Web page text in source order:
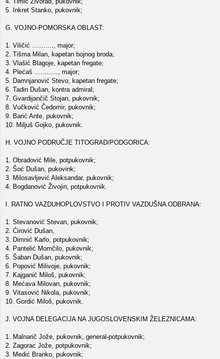
5. Inkret Stanko, pukovnik;
G. VOJNO-POMORSKA OBLAST:
1. Viličić ..........., major;
2. Tišma Milan, kapetan bojnog broda;
3. Vlašić Blagoje, kapetan fregate;
4. Plećaš ............, major;
5. Damnjanović Stevo, kapetan fregate;
6. Tadin Dušan, kontra admiral;
7. Gvardijančič Stojan, pukovnik;
8. Vučković Čedomir, pukovnik;
9. Barić Ante, pukovnik;
10. Miljuš Gojko, pukovnik.
H. VOJNO PODRUČJE TITOGRAD/PODGORICA:
1. Obradović Mile, potpukovnik;
2. Šoć Dušan, pukovink;
3. Milosavljević Aleksandar, pukovnik;
4. Bogdanović Živojin, potpukovnik.
I. RATNO VAZDUHOPLOVSTVO I PROTIV VAZDUŠNA ODBRANA:
1. Stevanović Stevan, pukovnik;
2. Ćirović Dušan,
3. Dimnić Karlo, potpukovnik;
4. Pantelić Momčilo, pukovnik;
5. Šaban Dušan, pukovnik;
6. Popović Milivoje, pukovnik;
7. Kajganić Miloš, pukovnik;
8. Mećava Milovan, pukovnik;
9. Vitasović Nikola, pukovnik;
10. Gordić Miloš, pukovnik.
J. VOJNA DELEGACIJA NA JUGOSLOVENSKIM ŽELEZNICAMA:
1. Malnarič Jože, pukovnik, general-potpukovnik;
2. Zagorac Jože, potpukovnik;
3. Medić Branko, pukovnik;